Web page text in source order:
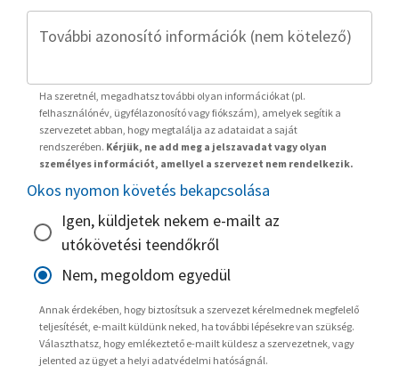
További azonosító információk (nem kötelező)
Ha szeretnél, megadhatsz további olyan információkat (pl.
felhasználónév, ügyfélazonosító vagy fiókszám), amelyek segítik a
szervezetet abban, hogy megtalálja az adataidat a saját
rendszerében. Kérjük, ne add meg a jelszavadat vagy olyan
személyes információt, amellyel a szervezet nem rendelkezik.
Okos nyomon követés bekapcsolása
Igen, küldjetek nekem e-mailt az
utókövetési teendőkről
Nem, megoldom egyedül
Annak érdekében, hogy biztosítsuk a szervezet kérelmednek megfelelő
teljesítését, e-mailt küldünk neked, ha további lépésekre van szükség.
Választhatsz, hogy emlékeztető e-mailt küldesz a szervezetnek, vagy
jelented az ügyet a helyi adatvédelmi hatóságnál.